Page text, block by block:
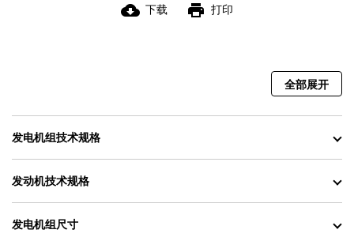
cloud_download 下载 print 打印
全部展开
发电机组技术规格
发动机技术规格
发电机组尺寸